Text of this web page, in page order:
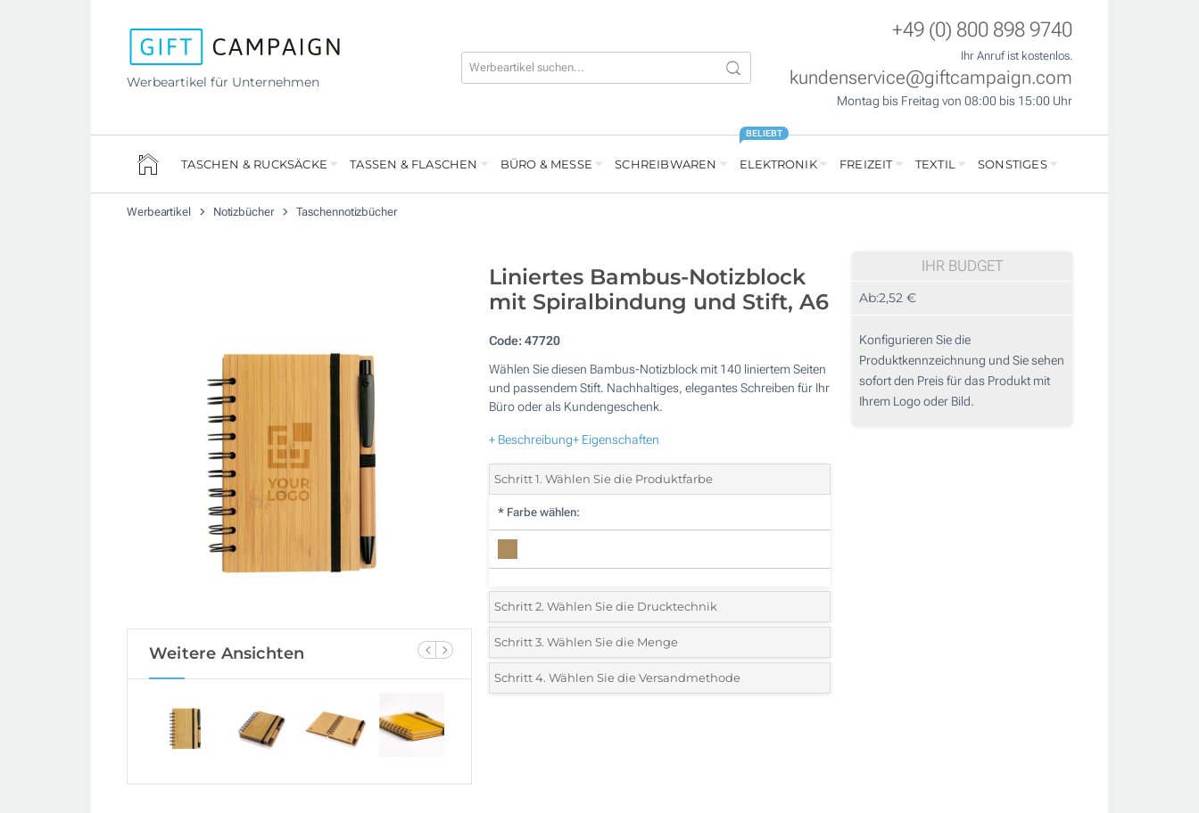
Werbeartikel für Unternehmen
+49 (0) 800 898 9740
Ihr Anruf ist kostenlos.
kundenservice@giftcampaign.com
Montag bis Freitag von 08:00 bis 15:00 Uhr
TASCHEN & RUCKSÄCKE TASSEN & FLASCHEN BÜRO & MESSE SCHREIBWAREN ELEKTRONIK
BELIEBT
FREIZEIT TEXTIL SONSTIGES
Werbeartikel Notizbücher Taschennotizbücher
Weitere Ansichten
Liniertes Bambus-Notizblock
mit Spiralbindung und Stift, A6
Code:47720
Wählen Sie diesen Bambus-Notizblock mit 140 liniertem Seiten
und passendem Stift. Nachhaltiges, elegantes Schreiben für Ihr
Büro oder als Kundengeschenk.
+ Beschreibung+ Eigenschaften
Schritt 1. Wählen Sie die Produktfarbe
* Farbe wählen:
Schritt 2. Wählen Sie die Drucktechnik
*Wählen Sie die Druck- und Farbtechniken für Ihr Logo:
1 Farbig (Auf dem Kugelschreiber)
Schritt 3. Wählen Sie die Menge
*Bitte wählen Sie Ihre gewünschte Menge
Schritt 4. Wählen Sie die Versandmethode
IHR BUDGET
Ab:2,52 €
Konfigurieren Sie die
Produktkennzeichnung und Sie sehen
sofort den Preis für das Produkt mit
Ihrem Logo oder Bild.